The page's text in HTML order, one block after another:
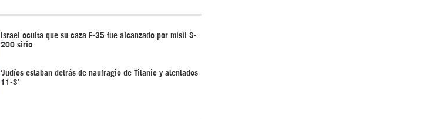
Israel oculta que su caza F-35 fue alcanzado por misil S-
200 sirio
‘Judíos estaban detrás de naufragio de Titanic y atentados
11-S’